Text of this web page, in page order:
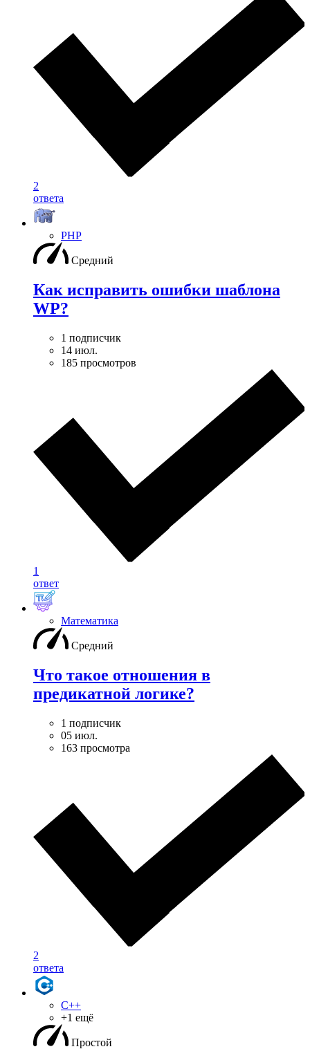
2
ответа
PHP
Средний
Как исправить ошибки шаблона
WP?
1 подписчик
14 июл.
185 просмотров
1
ответ
Математика
Средний
Что такое отношения в
предикатной логике?
1 подписчик
05 июл.
163 просмотра
2
ответа
C++
+1 ещё
Простой